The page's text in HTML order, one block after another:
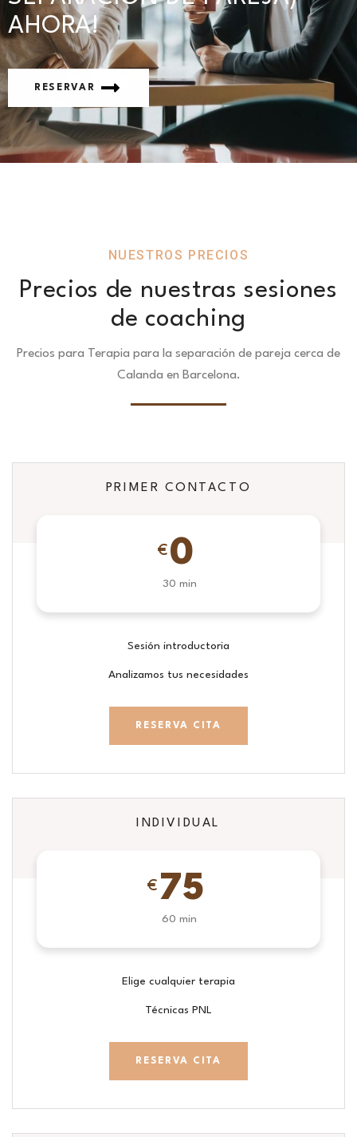
AHORA!
RESERVAR
NUESTROS PRECIOS
Precios de nuestras sesiones
de coaching
Precios para Terapia para la separación de pareja cerca de
Calanda en Barcelona.
PRIMER CONTACTO
€ 0
30 min
Sesión introductoria
Analizamos tus necesidades
RESERVA CITA
INDIVIDUAL
€ 75
60 min
Elige cualquier terapia
Técnicas PNL
RESERVA CITA